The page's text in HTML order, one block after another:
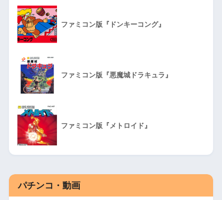
ファミコン版『ドンキーコング』
ファミコン版『悪魔城ドラキュラ』
ファミコン版『メトロイド』
パチンコ・動画